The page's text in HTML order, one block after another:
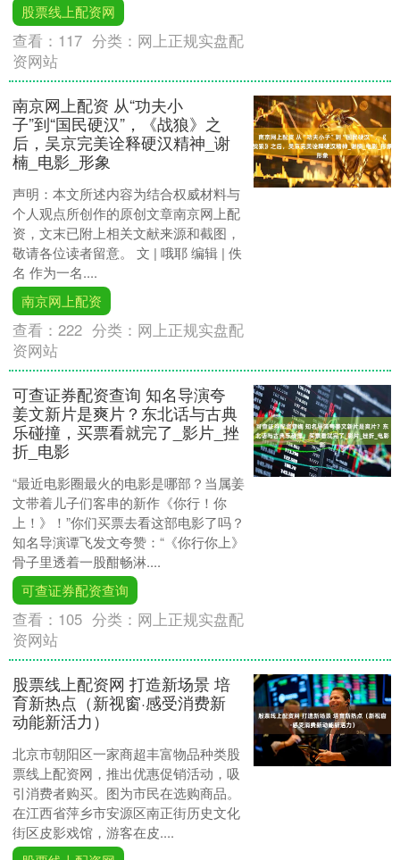
股票线上配资网
查看： 117 分类： 网上正规实盘配
资网站
南京网上配资 从“功夫小
子”到“国民硬汉”，《战狼》之
后，吴京完美诠释硬汉精神_谢
楠_电影_形象
声明：本文所述内容为结合权威材料与
个人观点所创作的原创文章南京网上配
资，文末已附上相关文献来源和截图，
敬请各位读者留意。 文 | 哦耶 编辑 | 佚
名 作为一名....
南京网上配资
查看：222 分类： 网上正规实盘配
资网站
可查证券配资查询 知名导演夸
姜文新片是爽片？东北话与古典
乐碰撞，买票看就完了_影片_挫
折_电影
“最近电影圈最火的电影是哪部？当属姜
文带着儿子们客串的新作《你行！你
上！》！”你们买票去看这部电影了吗？
知名导演谭飞发文夸赞：“《你行你上》
骨子里透着一股酣畅淋....
可查证券配资查询
查看： 105 分类： 网上正规实盘配
资网站
股票线上配资网 打造新场景 培
育新热点（新视窗·感受消费新
动能新活力）
北京市朝阳区一家商超丰富物品种类股
票线上配资网，推出优惠促销活动，吸
引消费者购买。图为市民在选购商品。
在江西省萍乡市安源区南正街历史文化
街区皮影戏馆，游客在皮....